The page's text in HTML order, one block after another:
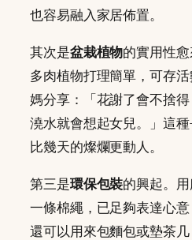
也容易融入家居佈置。
其次是盆栽植物的實用性
多肉植物打理簡單，可存
媽分享：「花謝了會不捨
澆水就會想起女兒。」這
比幾天的燦爛更動人。
第三是環保包裝的興起。
一條棉繩，已足夠表達心
還可以用來包麵包或墊茶几